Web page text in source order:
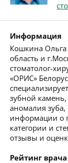
Информация
Кошкина Ольга
область и
стоматолог-
«ОРИС»
зубной камень,
аномалия зуба,
информации о
категории и
отзывы и
Рейтинг врача